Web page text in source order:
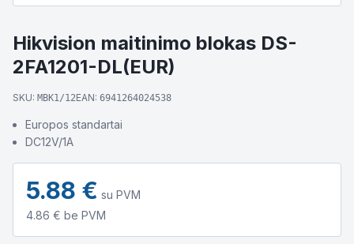
Hikvision maitinimo blokas DS-
2FA1201-DL(EUR)
SKU: MBK1/12EAN: 6941264024538
Europos standartai
DC12V/1A
5.88 € su PVM
4.86 € be PVM